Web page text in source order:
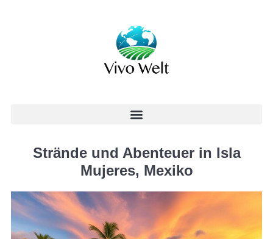
Strände und Abenteuer in Isla
Mujeres, Mexiko